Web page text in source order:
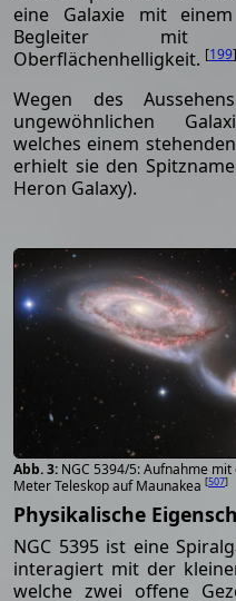
eine Galaxie mit
Begleiter mit
Oberflächenhelligkeit. [199]
Wegen des
ungewöhnlichen
welches einem
erhielt sie den
Heron Galaxy).
NGC 5394/5: Aufnahme
Meter Teleskop auf Maunakea [507]
Physikalische
NGC 5395 ist eine
interagiert mit der
welche zwei offene